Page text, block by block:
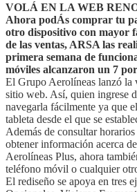
VOLÁ EN LA WEB
Ahora podÁs comprar tu
otro dispositivo con mayor
de las ventas, ARSA las
primera semana de
móviles alcanzaron un 7
El Grupo Aerolíneas lanzó la
sitio web. Así, quien ingrese
navegarla fácilmente ya que
tableta desde el que se
Además de consultar
obtener información acerca
Aerolíneas Plus, ahora
teléfono móvil o cualquier
El rediseño se apoya en tres